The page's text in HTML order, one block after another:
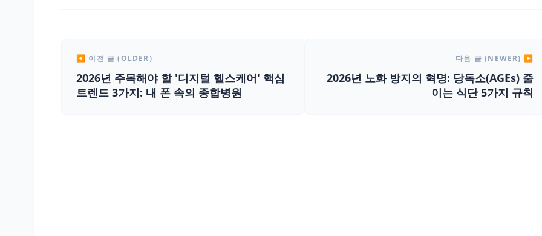
◀ 이전 글 (OLDER)
2026년 주목해야 할 '디지털 헬스케어' 핵심
트렌드 3가지: 내 폰 속의 종합병원
다음 글 (NEWER) ▶
2026년 노화 방지의 혁명: 당독소(AGEs) 줄
이는 식단 5가지 규칙